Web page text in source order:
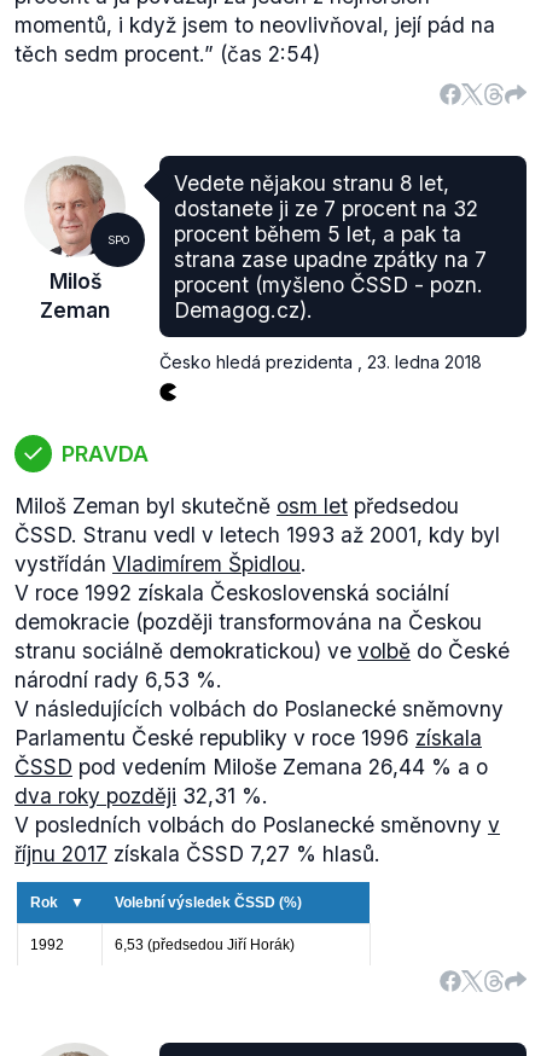
momentů, i když jsem to neovlivňoval, její pád na
těch sedm procent.” (čas 2:54)
SPO
Miloš
Zeman
Vedete nějakou stranu 8 let,
dostanete ji ze 7 procent na 32
procent během 5 let, a pak ta
strana zase upadne zpátky na 7
procent (myšleno ČSSD - pozn.
Demagog.cz).
Česko hledá prezidenta 23. ledna 2018
PRAVDA
Miloš Zeman byl skutečně osm let předsedou
ČSSD. Stranu vedl v letech 1993 až 2001, kdy byl
vystřídán Vladimírem Špidlou.
V roce 1992 získala Československá sociální
demokracie (později transformována na Českou
stranu sociálně demokratickou) ve volbě do České
národní rady 6,53 %.
V následujících volbách do Poslanecké sněmovny
Parlamentu České republiky v roce 1996 získala
ČSSD pod vedením Miloše Zemana 26,44 % a o
dva roky později 32,31 %.
V posledních volbách do Poslanecké směnovny v
říjnu 2017 získala ČSSD 7,27 % hlasů.